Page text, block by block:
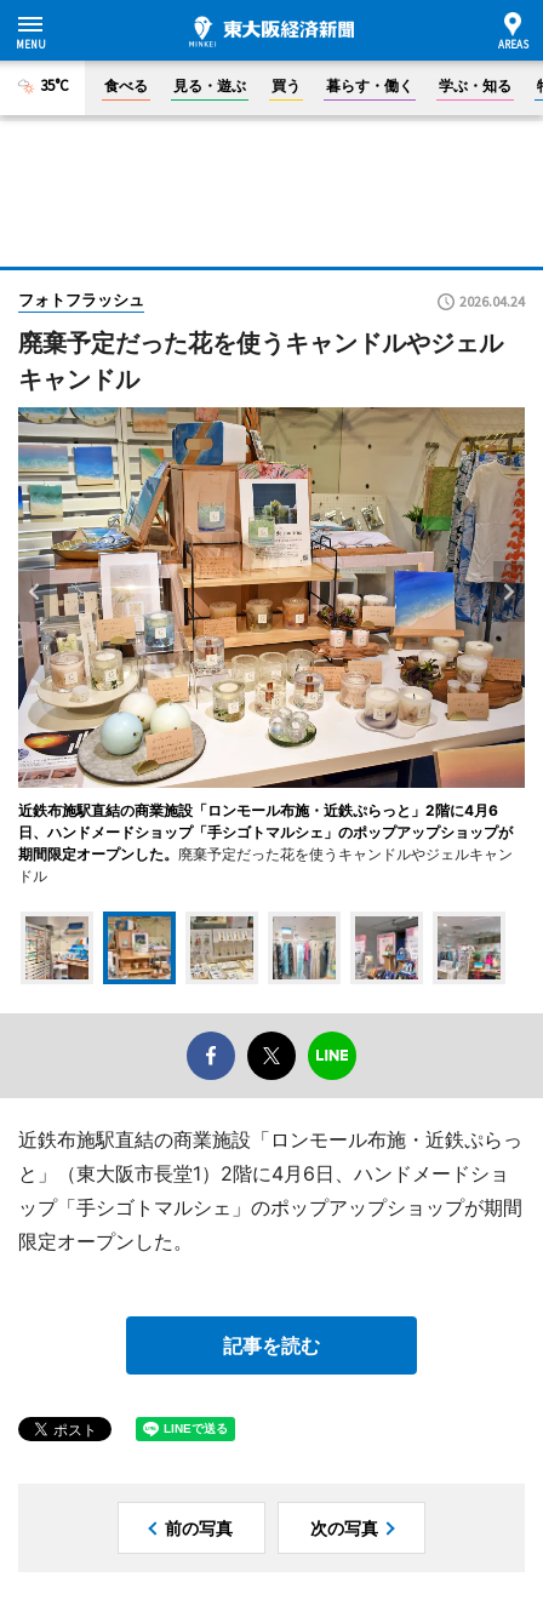
35°C 食べる 見る・遊ぶ 買う 暮らす・働く 学ぶ・知る
フォトフラッシュ 2026.04.24
廃棄予定だった花を使うキャンドルやジェル
キャンドル
近鉄布施駅直結の商業施設「ロンモール布施・近鉄ぷらっと」2階に4月6
日、ハンドメードショップ「手シゴトマルシェ」のポップアップショップが
期間限定オープンした。 廃棄予定だった花を使うキャンドルやジェルキャン
ドル
近鉄布施駅直結の商業施設「ロンモール布施・近鉄ぷらっ
と」（東大阪市長堂1）2階に4月6日、ハンドメードショ
ップ「手シゴトマルシェ」のポップアップショップが期間
限定オープンした。
記事を読む
前の写真 次の写真